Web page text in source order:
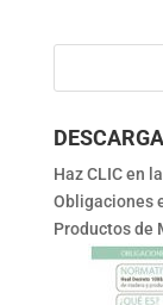
Haz CLIC en
Obligaciones
Productos de